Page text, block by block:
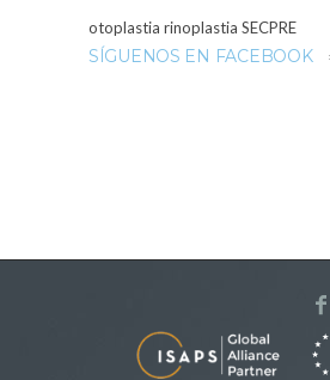
otoplastia rinoplastia SECPRE
SÍGUENOS EN FACEBOOK